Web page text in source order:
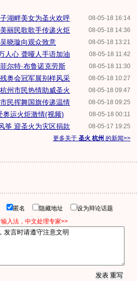
08-05-18 16:14
湖畔美女为圣火欢呼
08-05-18 14:36
丽民歌歌手传递火炬
08-05-18 13:21
晓璇向观众致意
08-05-18 11:42
人心 聋哑人手语加油
08-05-18 11:30
尔特·布鲁诺克劳斯
08-05-18 10:27
奥会冠军展别样风采
08-05-18 09:47
州市民热情助威圣火
08-05-18 09:25
民挥舞国旗传递温情
08-05-18 00:11
奥运火炬激情(视频)
08-05-17 19:25
筝 迎圣火为灾区捐款
更多关于 圣火 杭州 的新闻>>
匿名 隐藏地址
设为辩论话题
入法，中文处理专家>>